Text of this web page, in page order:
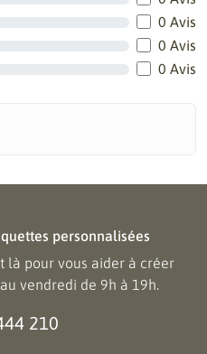
0 Avis
0 Avis
0 Avis
personnalisées
là pour vous aider à créer
vendredi de 9h à 19h.
210